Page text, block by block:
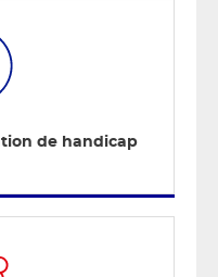
de handicap